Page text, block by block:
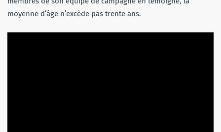
moyenne d’âge n’excède pas trente ans.